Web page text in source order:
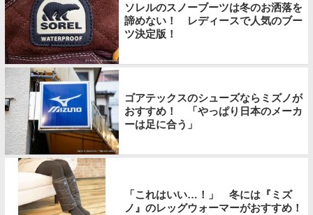
ソレルのスノーブーツは冬のお洒落を
諦めない！ レディースで人気のブー
ツ決定版！
ゴアテックスのシューズならミズノが
おすすめ！ 「やっぱり日本のメーカ
ーは足に合う」
「これはいい…！」 冬には『ミズ
ノ』のレッグウォーマーがおすすめ！